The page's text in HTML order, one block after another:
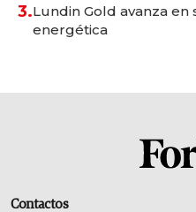
3.Lundin Gold avanza
energética
Contactos